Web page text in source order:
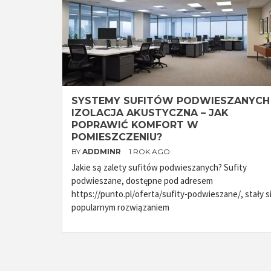
SYSTEMY SUFITÓW
IZOLACJA AKUSTYCZNA – JAK
POPRAWIĆ KOMFORT W
POMIESZCZENIU?
BY ADDMINR 1 ROK AGO
Jakie są zalety sufitów podwieszanych? Sufity
podwieszane, dostępne pod adresem
https://punto.pl/oferta/sufity-podwieszane/, stały
popularnym rozwiązaniem